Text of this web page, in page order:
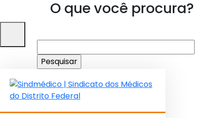
O que você procura?
por: